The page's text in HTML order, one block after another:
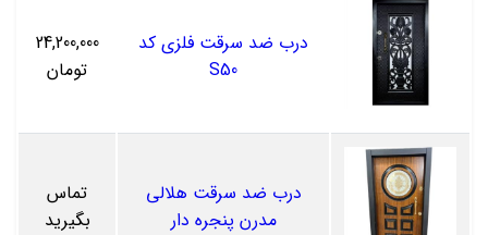
درب ضد سرقت فلزی کد
S50
24,200,000
تومان
درب ضد سرقت هلالی
مدرن پنجره دار
تماس
بگیرید